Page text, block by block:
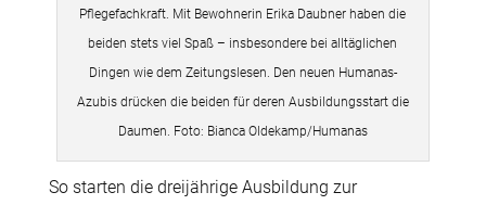
Pflegefachkraft. Mit Bewohnerin Erika Daubner haben die
beiden stets viel Spaß – insbesondere bei alltäglichen
Dingen wie dem Zeitungslesen. Den neuen Humanas-
Azubis drücken die beiden für deren Ausbildungsstart die
Daumen. Foto: Bianca Oldekamp/Humanas
So starten die dreijährige Ausbildung zur